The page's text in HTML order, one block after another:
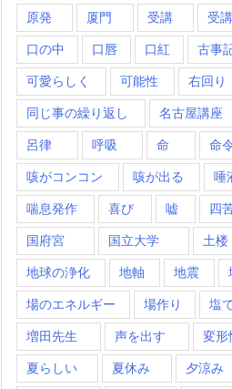
原発 厦門 受講 受
口の中 口唇 口紅 古事
可愛らしく 可能性 右回り
同じ事の繰り返し 名古屋講座
呂律 呼吸 命 命
咳がコンコン 咳が出る 唾
喘息発作 喜び 嘘 四
国府宮 国立大学 土楼
地球の浄化 地軸 地震
場のエネルギー 場作り 塩
増田先生 声を出す 変形
夏らしい 夏休み 夕涼み